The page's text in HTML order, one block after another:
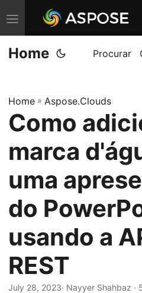
A
l
t
n
a
n
v
e
g
a
ã
o
Home Procurar
Home » Aspose.Clouds
Como
marca
uma
do
usando a
REST
July 28, 2023· Nayyer Shahbaz ·